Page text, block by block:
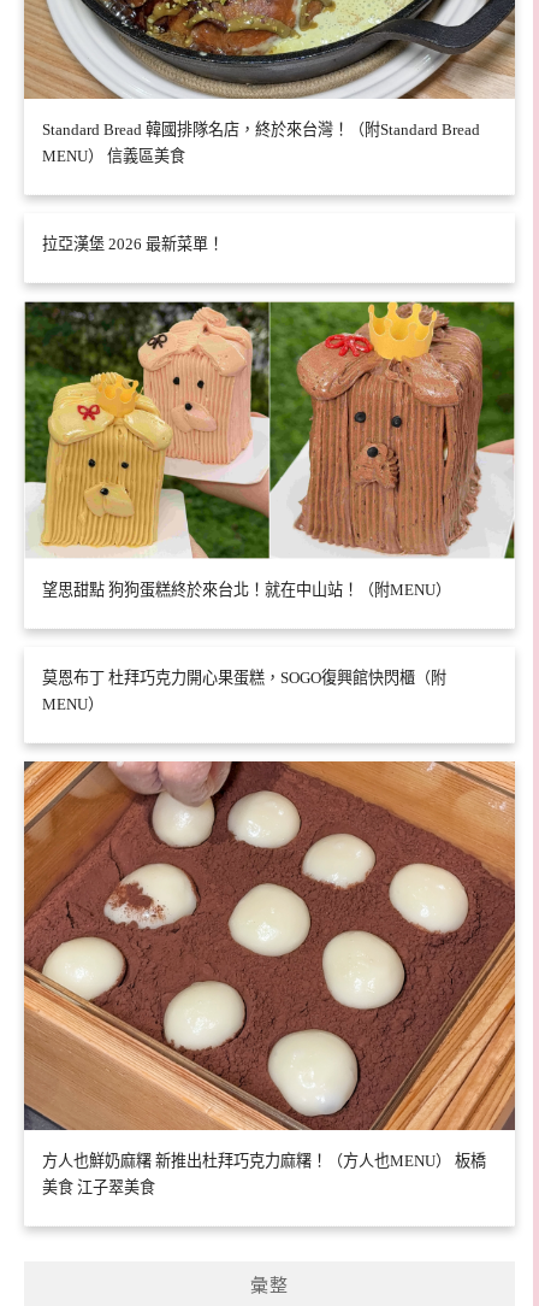
Standard Bread 韓國排隊名店，終於來台灣！（附Standard Bread
MENU） 信義區美食
拉亞漢堡 2026 最新菜單！
望思甜點 狗狗蛋糕終於來台北！就在中山站！（附MENU）
莫恩布丁 杜拜巧克力開心果蛋糕，SOGO復興館快閃櫃（附
MENU）
方人也鮮奶麻糬 新推出杜拜巧克力麻糬！（方人也MENU） 板橋
美食 江子翠美食
彙整